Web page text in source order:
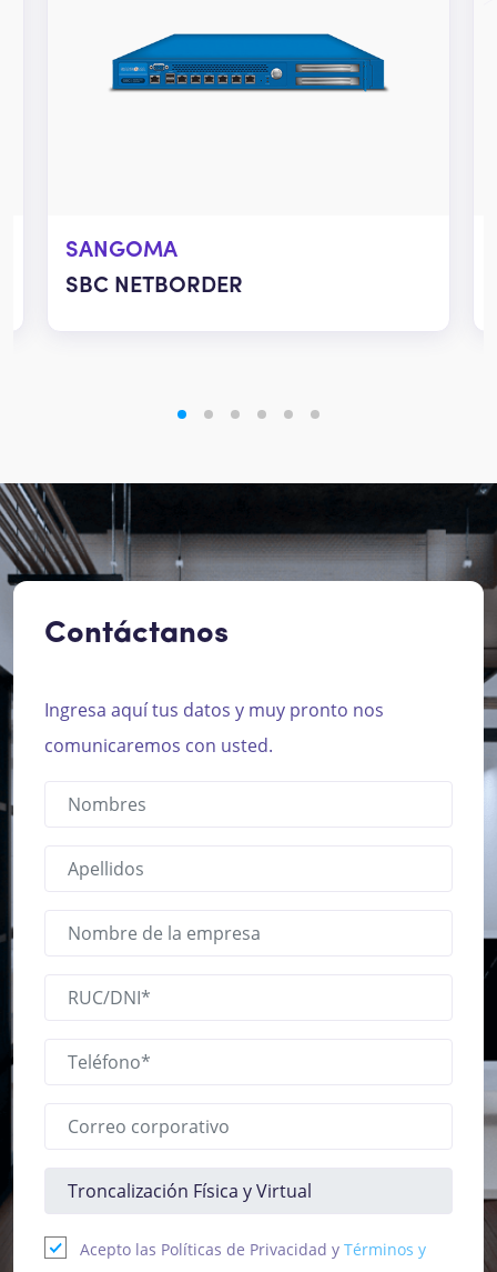
SANGOMA
SBC NETBORDER
Contáctanos
Ingresa aquí tus datos y muy pronto nos
comunicaremos con usted.
Acepto las Políticas de Privacidad y Términos y